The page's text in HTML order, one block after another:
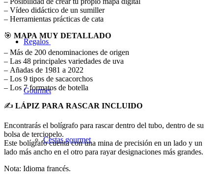
Regalos
Gourmet
Cestas gourmet
– Vídeo didáctico de un sumiller
– Herramientas prácticas de cata
🎯 MAPA MUY DETALLADO
– Más de 200 denominaciones de origen
– Las 48 principales variedades de uva
– Añadas de 1981 a 2022
– Los 9 tipos de sacacorchos
– Los 7 formatos de botella
✍️ LÁPIZ PARA RASCAR INCLUIDO
Encontrarás el bolígrafo para rascar dentro del tubo, dentro de su
bolsa de terciopelo.
Este bolígrafo cuenta con una mina de precisión en un lado y un
lado más ancho en el otro para rayar designaciones más grandes.
Nota: Idioma francés.